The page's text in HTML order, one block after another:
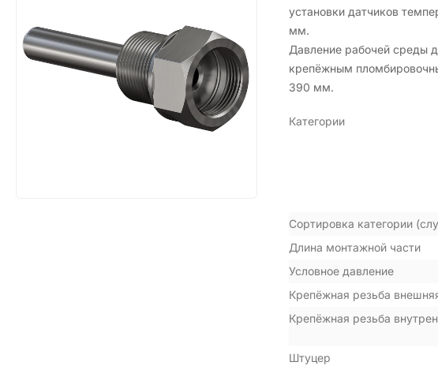
установки датчиков
мм.
Давление рабочей среды
крепёжным
390 мм.
Категории
Сортировка категории
Длина монтажной части
Условное давление
Крепёжная резьба
Крепёжная резьба
Штуцер